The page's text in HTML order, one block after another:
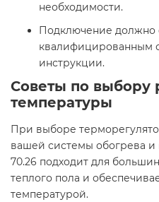
необходимости.
Подключение должно
квалифицированным
инструкции.​
Советы по выбору
температуры
При выборе
вашей системы обогрева
70.26 подходит для
теплого пола и
температурой.​